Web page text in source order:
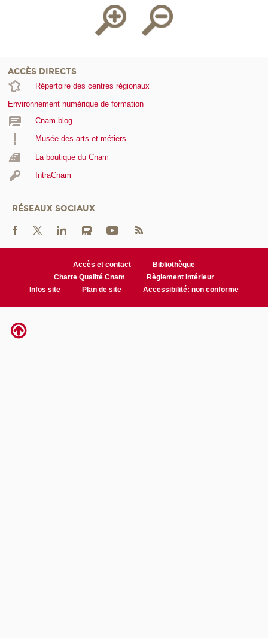
ACCÈS DIRECTS
Répertoire des centres régionaux
Environnement numérique de formation
Cnam blog
Musée des arts et métiers
La boutique du Cnam
IntraCnam
RÉSEAUX SOCIAUX
Accès et contact
Bibliothèque
Charte Qualité Cnam
Règlement Intérieur
Infos site
Plan de site Accessibilité: non conforme